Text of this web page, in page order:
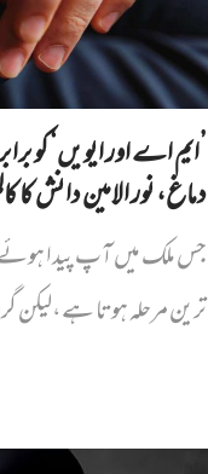
’ایم اے اور ایویں‌‘ کو
دماغ، نور الامین دانش کا
جس ملک میں آپ پیدا ہوئے
ترین مرحلہ ہوتا